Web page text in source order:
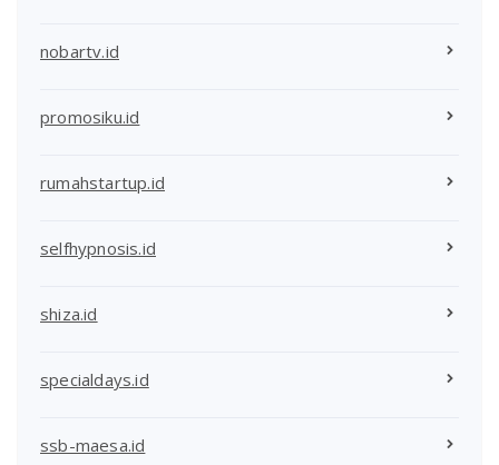
nobartv.id
promosiku.id
rumahstartup.id
selfhypnosis.id
shiza.id
specialdays.id
ssb-maesa.id